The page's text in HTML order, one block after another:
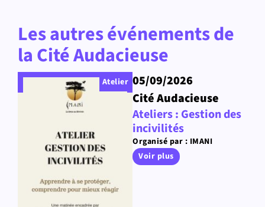
Les autres événements de
la Cité Audacieuse
Atelier 05/09/2026
Cité Audacieuse
Ateliers : Gestion des
incivilités
Organisé par : IMANI
Voir plus